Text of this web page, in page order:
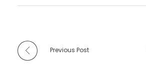
Previous Post